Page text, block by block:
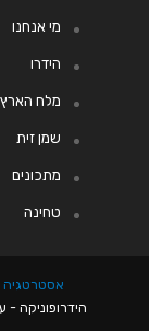
מי אנחנו
הידרו
מלח הארץ
שמן זית
מתכונים
טחינה
אסטרטגיה
הידרופוניקה -